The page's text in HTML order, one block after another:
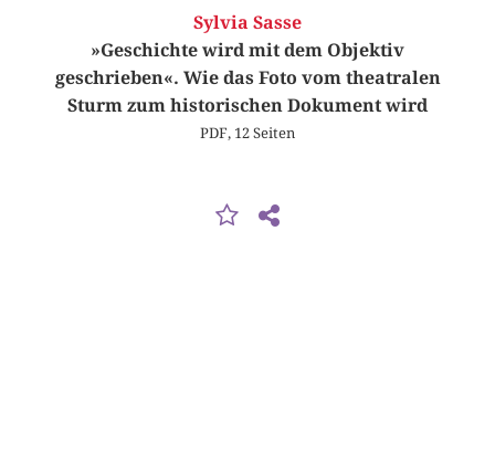
Sylvia Sasse
»Geschichte wird mit dem Objektiv
geschrieben«. Wie das Foto vom theatralen
Sturm zum historischen Dokument wird
PDF, 12 Seiten